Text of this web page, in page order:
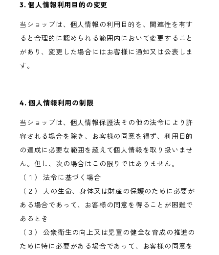
3. 個人情報利用目的の変更
当ショップは、個人情報の利用目的を、関連性を有す
ると合理的に認められる範囲内において変更すること
があり、変更した場合にはお客様に通知又は公表しま
す。
4. 個人情報利用の制限
当ショップは、個人情報保護法その他の法令により許
容される場合を除き、お客様の同意を得ず、利用目的
の達成に必要な範囲を超えて個人情報を取り扱いませ
ん。但し、次の場合はこの限りではありません。
（１） 法令に基づく場合
（２） 人の生命、身体又は財産の保護のために必要が
ある場合であって、お客様の同意を得ることが困難で
あるとき
（３） 公衆衛生の向上又は児童の健全な育成の推進の
ために特に必要がある場合であって、お客様の同意を